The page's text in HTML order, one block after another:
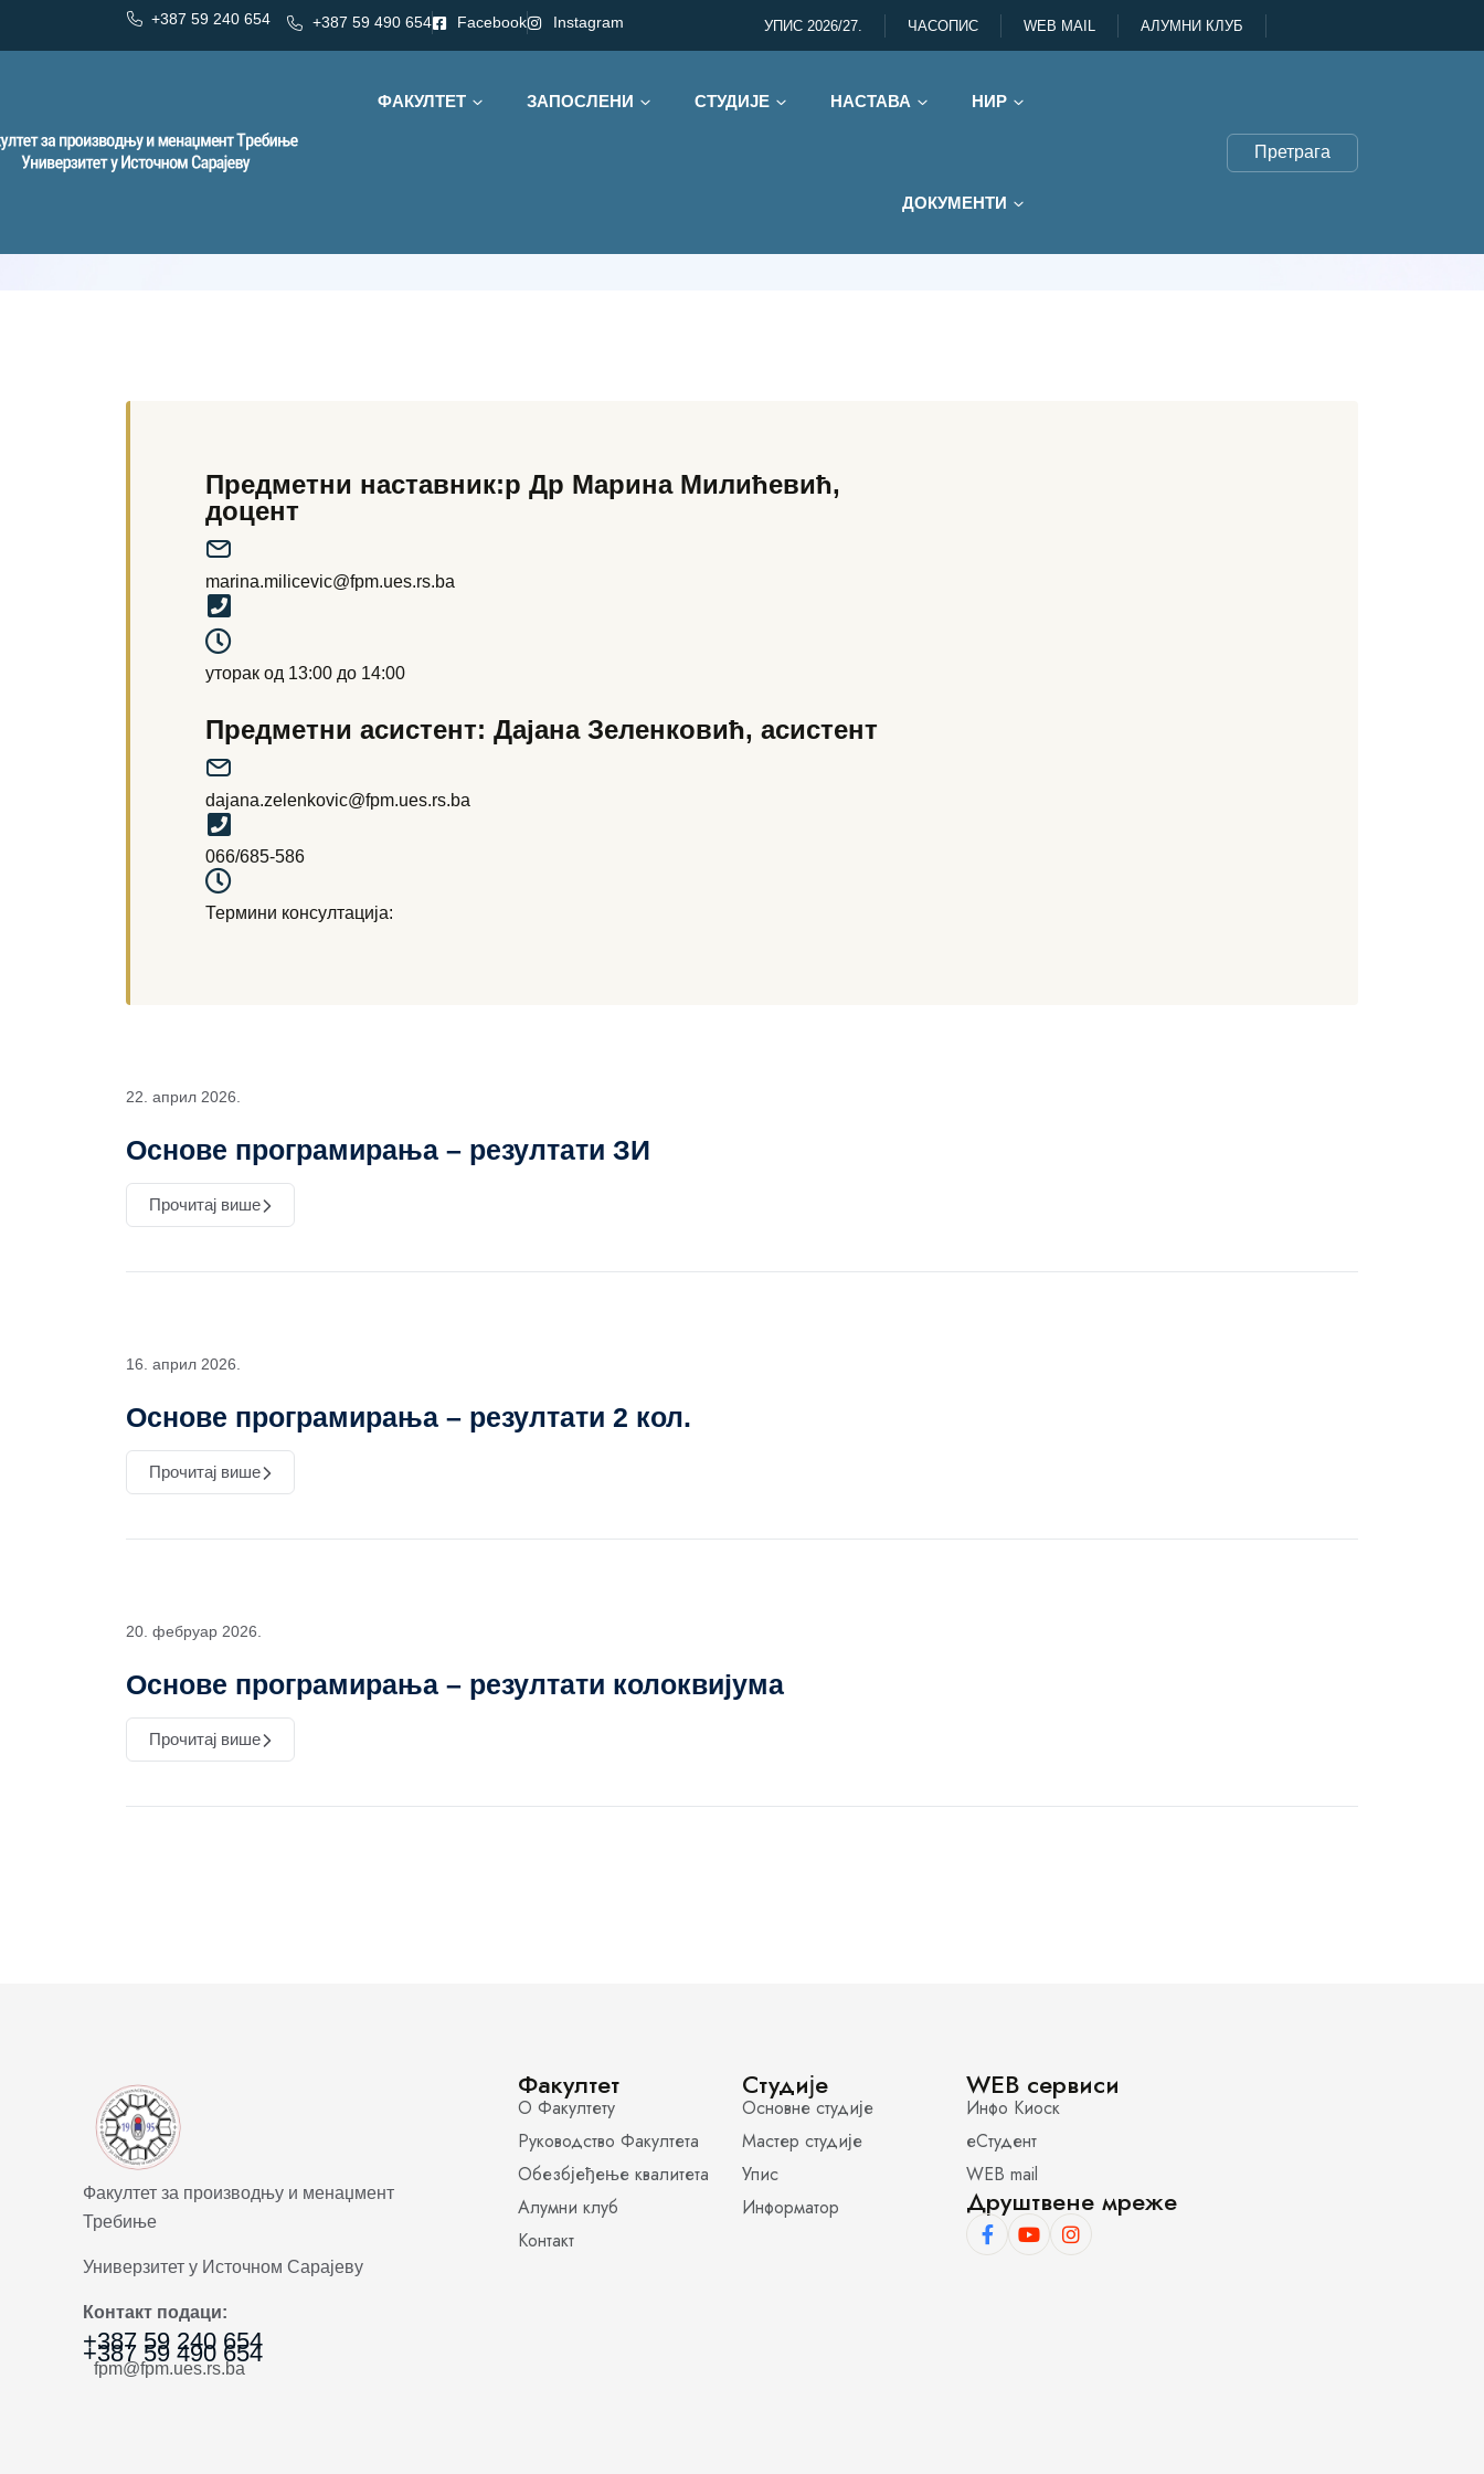
+387 59 240 654 +387 59 490 654 Facebook Instagram УПИС 2026/27. ЧАСОПИС WEB MAIL АЛУМНИ КЛУБ
ФАКУЛТЕТ ЗАПОСЛЕНИ СТУДИЈЕ НАСТАВА НИР
ДОКУМЕНТИ
Претрага
Категорија:ИТ/Основи програмирања
ИТ/Основи програмирања
Предметни наставник:р Др Марина Милићевић,
доцент
marina.milicevic@fpm.ues.rs.ba
уторак од 13:00 до 14:00
Предметни асистент: Дајана Зеленковић, асистент
dajana.zelenkovic@fpm.ues.rs.ba
066/685-586
Термини консултација:
22. април 2026.
Основе програмирања – резултати ЗИ
Прочитај више
16. април 2026.
Основе програмирања – резултати 2 кол.
Прочитај више
20. фебруар 2026.
Основе програмирања – резултати колоквијума
Прочитај више
Факултет за производњу и менаџмент
Требиње
Универзитет у Источном Сарајеву
Контакт подаци:
+387 59 240 654
+387 59 490 654
fpm@fpm.ues.rs.ba
Факултет
О Факултету
Руководство Факултета
Обезбјеђење квалитета
Алумни клуб
Контакт
Студије
Основне студије
Мастер студије
Упис
Информатор
WEB сервиси
Инфо Киоск
еСтудент
WEB mail
Друштвене мреже